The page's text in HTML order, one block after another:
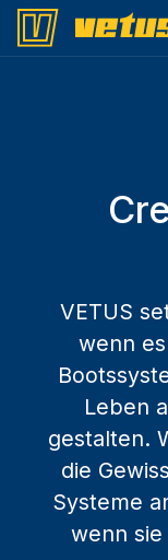
VETUS
wenn
Leben
gestalten.
die
Systeme
wenn